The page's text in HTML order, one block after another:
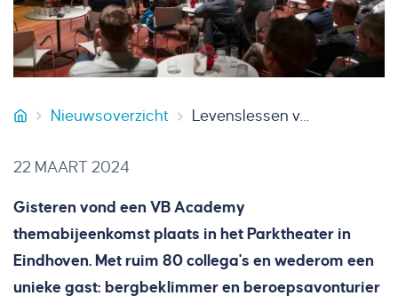
VB Bouw
Nieuwsoverzicht Levenslessen van beroepsavonturier Wilco van Rooijen
22 MAART 2024
Gisteren vond een VB Academy
themabijeenkomst plaats in het Parktheater in
Eindhoven. Met ruim 80 collega's en wederom een
unieke gast: bergbeklimmer en beroepsavonturier